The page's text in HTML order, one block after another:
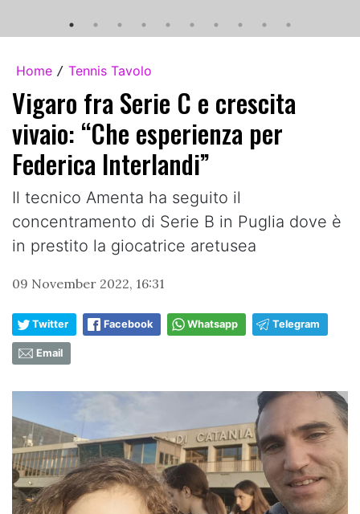
Home / Tennis Tavolo
Vigaro fra Serie C e crescita
vivaio: “Che esperienza per
Federica Interlandi”
Il tecnico Amenta ha seguito il
concentramento di Serie B in Puglia dove è
in prestito la giocatrice aretusea
09 November 2022, 16:31
Twitter Facebook Whatsapp Telegram
Email